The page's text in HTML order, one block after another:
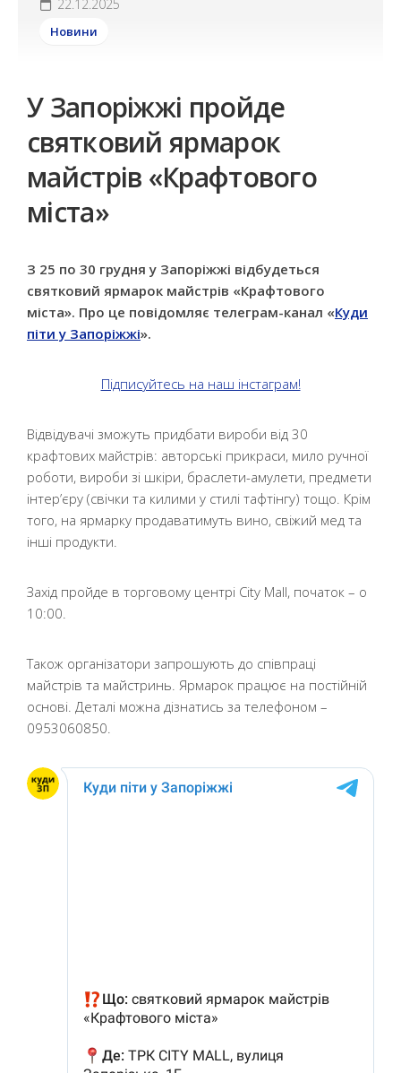
22.12.2025
Новини
У Запоріжжі пройде
святковий ярмарок
майстрів «Крафтового
міста»
З 25 по 30 грудня у Запоріжжі відбудеться
святковий ярмарок майстрів «Крафтового
міста». Про це повідомляє телеграм-канал «Куди
піти у Запоріжжі».
Підписуйтесь на наш інстаграм!
Відвідувачі зможуть придбати вироби від 30
крафтових майстрів: авторські прикраси, мило ручної
роботи, вироби зі шкіри, браслети-амулети, предмети
інтер’єру (свічки та килими у стилі тафтінгу) тощо. Крім
того, на ярмарку продаватимуть вино, свіжий мед та
інші продукти.
Захід пройде в торговому центрі City Mall, початок – о
10:00.
Також організатори запрошують до співпраці
майстрів та майстринь. Ярмарок працює на постійній
основі. Деталі можна дізнатись за телефоном –
0953060850.